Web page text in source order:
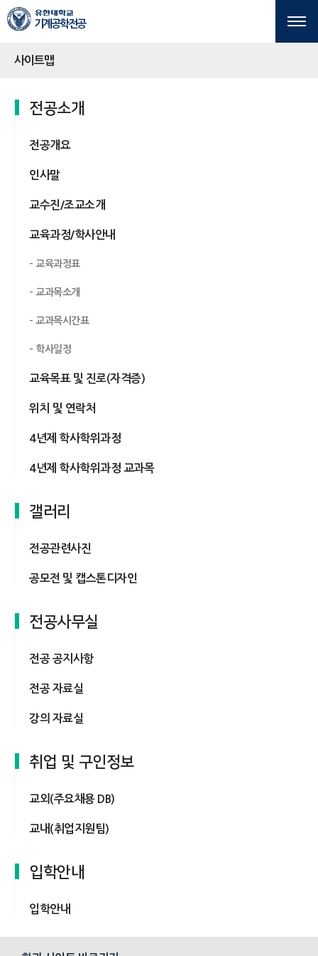
본문 바로가기 주메뉴 바로가기
기계공학전공
사이트맵
전공소개
전공개요
인사말
교수진/조교소개
교육과정/학사안내
교육과정표
교과목소개
교과목시간표
학사일정
교육목표 및 진로(자격증)
위치 및 연락처
4년제 학사학위과정
4년제 학사학위과정 교과목
갤러리
전공관련사진
공모전 및 캡스톤디자인
전공사무실
전공 공지사항
전공 자료실
강의 자료실
취업 및 구인정보
교외(주요채용 DB)
교내(취업지원팀)
입학안내
입학안내